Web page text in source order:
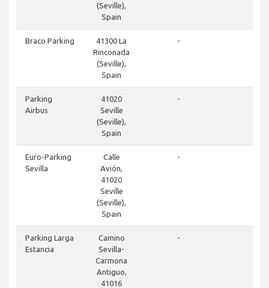
(Seville),
Spain
Braco Parking
41300 La
Rinconada
(Seville),
Spain
-
Parking
Airbus
41020
Seville
(Seville),
Spain
-
Euro-Parking
Sevilla
Calle
Avión,
41020
Seville
(Seville),
Spain
-
Parking Larga
Estancia
Camino
Sevilla-
Carmona
Antiguo,
41016
-